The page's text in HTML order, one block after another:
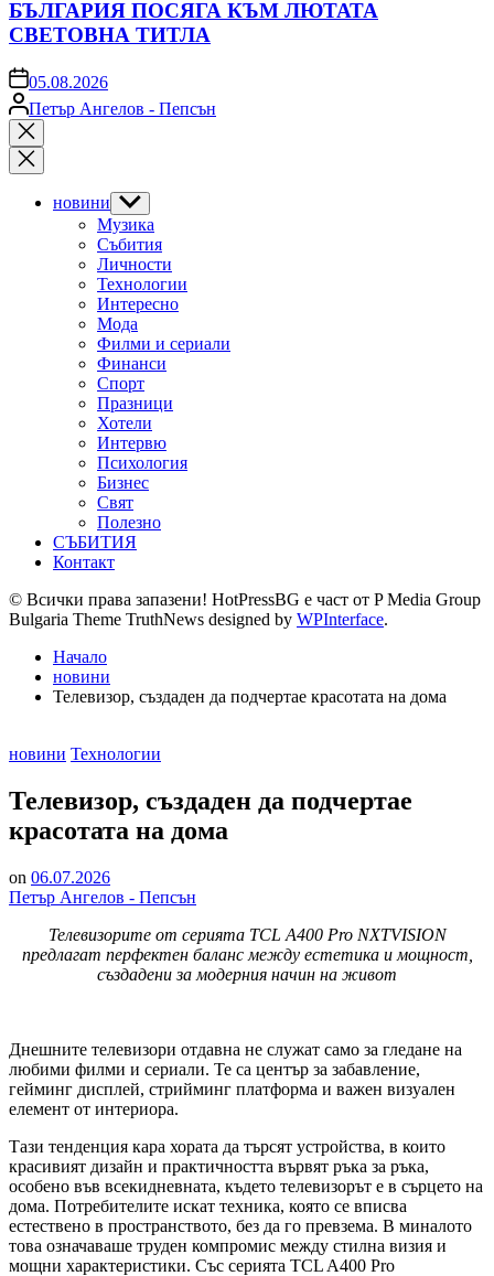
БЪЛГАРИЯ ПОСЯГА КЪМ ЛЮТАТА
СВЕТОВНА ТИТЛА
on05.08.2026
Posted
by
Петър Ангелов - Пепсън
Close
search
новини Show
sub
menu
Музика
Събития
Личности
Технологии
Интересно
Мода
Филми и сериали
Финанси
Спорт
Празници
Хотели
Интервю
Психология
Бизнес
Свят
Полезно
СЪБИТИЯ
Контакт
© Всички права запазени! HotPressBG е част от P Media Group
Bulgaria Theme TruthNews designed by WPInterface.
Начало
новини
Телевизор, създаден да подчертае красотата на дома
Posted
новини Технологии
Телевизор, създаден да подчертае
красотата на дома
on 06.07.2026
Петър Ангелов - Пепсън
Телевизорите от серията TCL A400 Pro NXTVISION
предлагат перфектен баланс между естетика и мощност,
създадени за модерния начин на живот
Днешните телевизори отдавна не служат само за гледане на
любими филми и сериали. Те са център за забавление,
гейминг дисплей, стрийминг платформа и важен визуален
елемент от интериора.
Тази тенденция кара хората да търсят устройства, в които
красивият дизайн и практичността вървят ръка за ръка,
особено във всекидневната, където телевизорът е в сърцето на
дома. Потребителите искат техника, която се вписва
естествено в пространството, без да го превзема. В миналото
това означаваше труден компромис между стилна визия и
мощни характеристики. Със серията TCL A400 Pro